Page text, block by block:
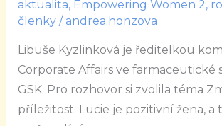
aktualita, Empowering Women 2,
členky/ andrea.honzova
Libuše Kyzlinková je ředitelkou
Corporate Affairs ve farmaceutické
GSK. Pro rozhovor si zvolila téma
příležitost. Lucie je pozitivní žena, a
Empowering
women
3)